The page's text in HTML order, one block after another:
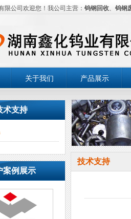
限公司欢迎您！我公司主营： 钨钢回收、 钨钢
关于我们 产品展示
术支持
案例展示
技术支持